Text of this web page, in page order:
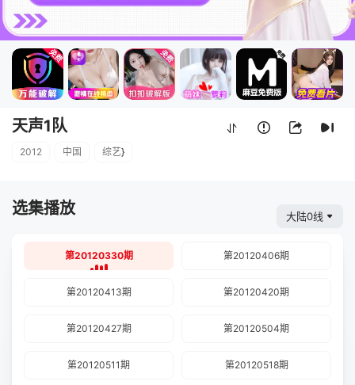
天声1队
2012 中国 综艺}
选集播放 大陆0线
第20120330期 第20120406期
第20120413期 第20120420期
第20120427期 第20120504期
第20120511期 第20120518期